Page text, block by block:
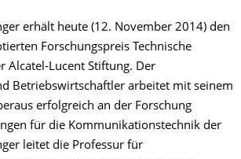
erhält heute (12. November 2014) den
Forschungspreis Technische
Alcatel-Lucent Stiftung. Der
Betriebswirtschaftler arbeitet mit seinem
erfolgreich an der Forschung
für die Kommunikationstechnik der
leitet die Professur für